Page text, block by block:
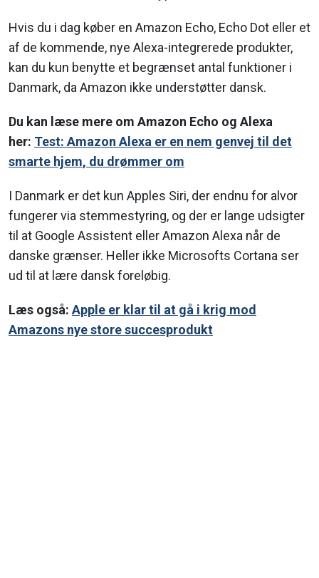
Hvis du i dag køber en Amazon Echo, Echo Dot eller et
af de kommende, nye Alexa-integrerede produkter,
kan du kun benytte et begrænset antal funktioner i
Danmark, da Amazon ikke understøtter dansk.
Du kan læse mere om Amazon Echo og Alexa
her: Test: Amazon Alexa er en nem genvej til det
smarte hjem, du drømmer om
I Danmark er det kun Apples Siri, der endnu for alvor
fungerer via stemmestyring, og der er lange udsigter
til at Google Assistent eller Amazon Alexa når de
danske grænser. Heller ikke Microsofts Cortana ser
ud til at lære dansk foreløbig.
Læs også: Apple er klar til at gå i krig mod
Amazons nye store succesprodukt